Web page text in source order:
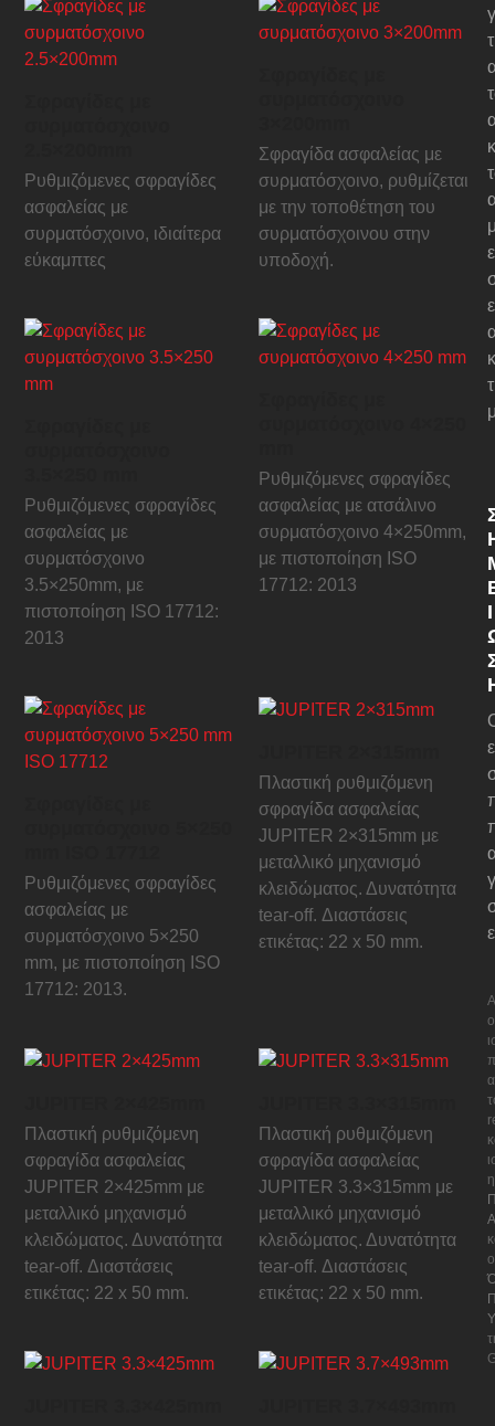
Ρυθμιζόμενες σφραγίδες
ασφαλείας με
συρματόσχοινο, ιδιαίτερα
εύκαμπτες
Σφραγίδα ασφαλείας με
συρματόσχοινο, ρυθμίζεται
με την τοποθέτηση του
συρματόσχοινου στην
υποδοχή.
Ρυθμιζόμενες σφραγίδες
ασφαλείας με
συρματόσχοινο
3.5×250mm, με
πιστοποίηση ISO 17712:
2013
Ρυθμιζόμενες σφραγίδες
ασφαλείας με ατσάλινο
συρματόσχοινο 4×250mm,
με πιστοποίηση ISO
17712: 2013
Ρυθμιζόμενες σφραγίδες
ασφαλείας με
συρματόσχοινο 5×250
mm, με πιστοποίηση ISO
17712: 2013.
Πλαστική ρυθμιζόμενη
σφραγίδα ασφαλείας
JUPITER 2×315mm με
μεταλλικό μηχανισμό
κλειδώματος. Δυνατότητα
tear-off. Διαστάσεις
ετικέτας: 22 x 50 mm.
Πλαστική ρυθμιζόμενη
σφραγίδα ασφαλείας
JUPITER 2×425mm με
μεταλλικό μηχανισμό
κλειδώματος. Δυνατότητα
tear-off. Διαστάσεις
ετικέτας: 22 x 50 mm.
Πλαστική ρυθμιζόμενη
σφραγίδα ασφαλείας
JUPITER 3.3×315mm με
μεταλλικό μηχανισμό
κλειδώματος. Δυνατότητα
tear-off. Διαστάσεις
ετικέτας: 22 x 50 mm.
Ί
ο
η